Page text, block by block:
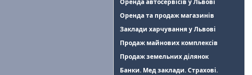
Оренда та продаж магазинів
Заклади харчування у Львові
Продаж майнових комплексів
Продаж земельних ділянок
Банки. Мед заклади. Страхові.